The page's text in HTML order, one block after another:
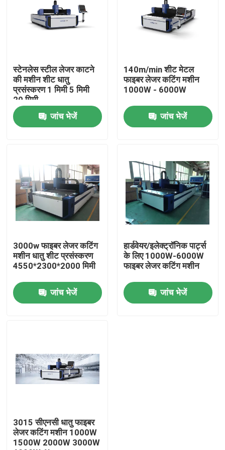
उत्पाद
वीडियो
हमारे बारे में
कारखाने का दौरा
एक उद्धरण का अनुरोध करें
वायर एक्सट्रूडर मशीन
स्टेनलेस स्टील लेजर काटने
की मशीन शीट धातु
प्रसंस्करण 1 मिमी 5 मिमी
20 मिमी
जांच भेजें
140m/min शीट मेटल
फाइबर लेजर कटिंग मशीन
1000W - 6000W
जांच भेजें
3000w फाइबर लेजर कटिंग
मशीन धातु शीट प्रसंस्करण
4550*2300*2000 मिमी
जांच भेजें
हार्डवेयर/इलेक्ट्रॉनिक पार्ट्स
के लिए 1000W-6000W
फाइबर लेजर कटिंग मशीन
जांच भेजें
3015 सीएनसी धातु फाइबर
लेजर कटिंग मशीन 1000W
1500W 2000W 3000W